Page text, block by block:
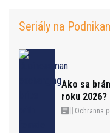
Seriály na
Ako sa
roku 2026?
Ochranna